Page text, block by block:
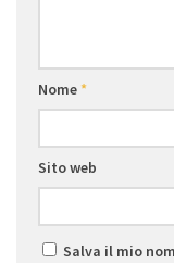
Nome*
Sito web
Salva il mio